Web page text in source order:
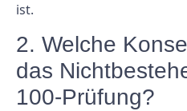
ist.
2. Welche
das
100-Prüfung?